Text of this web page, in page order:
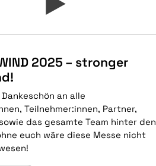
2025 – stronger
an alle
Teilnehmer:innen, Partner,
das gesamte Team hinter den
euch wäre diese Messe nicht